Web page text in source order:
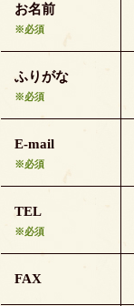
お名前
※必須
ふりがな
※必須
E-mail
※必須
TEL
※必須
FAX